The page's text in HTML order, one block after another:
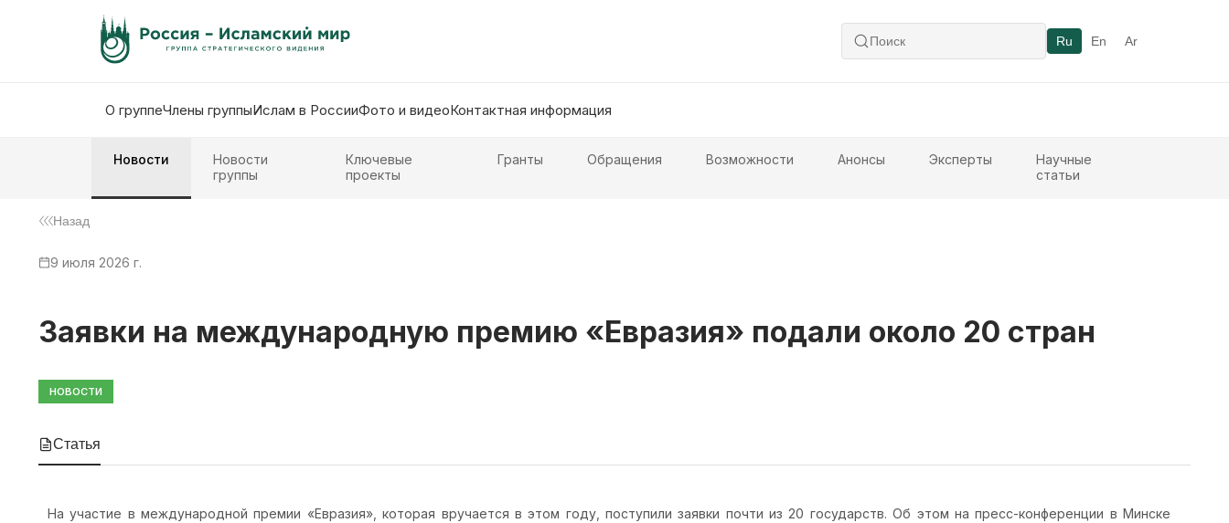
Ru En Ar
О группеЧлены группыИслам в РоссииФото и видеоКонтактная информация
Новости
Новости
группы
Ключевые
проекты
Гранты Обращения Возможности Анонсы Эксперты
Научные
статьи
Назад
9 июля 2026 г.
Заявки на международную премию «Евразия» подали около 20 стран
НОВОСТИ
Статья
На участие в международной премии «Евразия», которая вручается в этом году, поступили заявки почти из 20 государств. Об этом на пресс-конференции в Минске